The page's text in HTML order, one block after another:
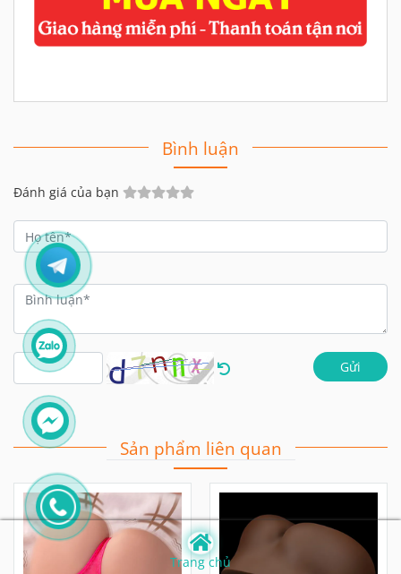
Bình luận
Đánh giá của bạn
Gửi
Sản phẩm liên quan
Trang chủ